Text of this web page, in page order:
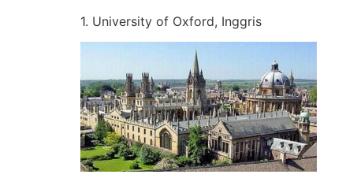
1. University of Oxford, Inggris